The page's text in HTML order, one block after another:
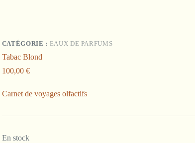
CATÉGORIE : EAUX DE PARFUMS
Tabac Blond
100,00 €
Carnet de voyages olfactifs
En stock